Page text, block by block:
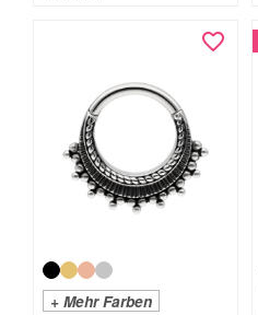
+ Mehr Farben